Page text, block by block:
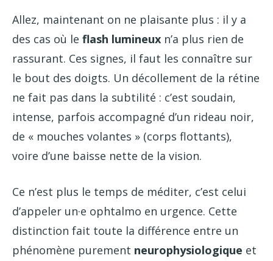
Allez, maintenant on ne plaisante plus : il y a
des cas où le flash lumineux n’a plus rien de
rassurant. Ces signes, il faut les connaître sur
le bout des doigts. Un décollement de la rétine
ne fait pas dans la subtilité : c’est soudain,
intense, parfois accompagné d’un rideau noir,
de « mouches volantes » (corps flottants),
voire d’une baisse nette de la vision.
Ce n’est plus le temps de méditer, c’est celui
d’appeler un·e ophtalmo en urgence. Cette
distinction fait toute la différence entre un
phénomène purement neurophysiologique et